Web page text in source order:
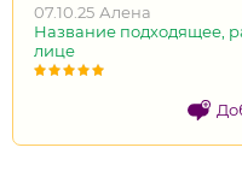
07.10.25 Алена
Название подходящее,
лице